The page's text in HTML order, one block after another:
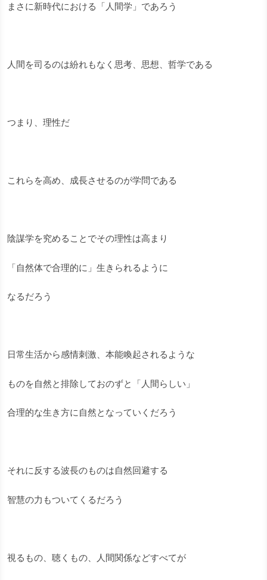
まさに新時代における「人間学」であろう
人間を司るのは紛れもなく 思考、思想、哲学である
つまり、理性だ
これらを高め、成長させるのが学問である
陰謀学を究めることでその理性は高まり
「自然体で合理的に」生きられるように
なるだろう
日常生活から感情刺激、本能喚起されるような
ものを自然と排除しておのずと「人間らしい」
合理的な生き方に自然となっていくだろう
それに反する波長のものは自然回避する
智慧の力もついてくるだろう
視るもの、聴くもの、人間関係などすべてが